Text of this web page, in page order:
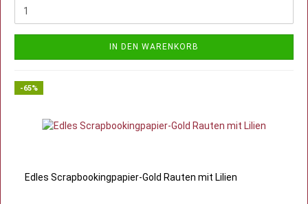
IN DEN WARENKORB
-65%
Edles Scrapbookingpapier-Gold Rauten mit Lilien